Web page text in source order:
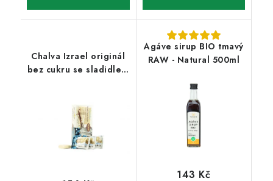
Chalva Izrael originál
bez cukru se sladidlem
Agáve sirup BIO tmavý
RAW - Natural 500ml
143 Kč